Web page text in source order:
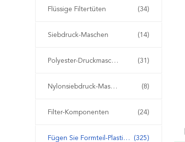
Flüssige Filtertüten (34)
Siebdruck-Maschen (14)
Polyester-Druckmasche (31)
Nylonsiebdruck-Masche (8)
Filter-Komponenten (24)
Fügen Sie Formteil-Plastikfilter ein (325)